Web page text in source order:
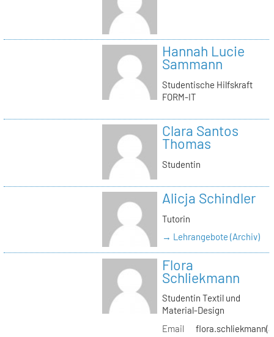
Hannah Lucie
Sammann
Studentische Hilfskraft
FORM-IT
Clara Santos
Thomas
Studentin
Alicja Schindler
Tutorin
→ Lehrangebote (Archiv)
Flora
Schliekmann
Studentin Textil und
Material-Design
Email